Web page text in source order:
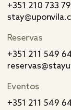
+351 210 733
Reservas
+351 211 549
Eventos
+351 211 549